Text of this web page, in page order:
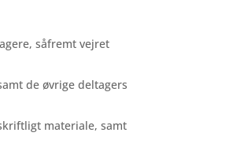
såfremt vejret
de øvrige deltagers
materiale, samt